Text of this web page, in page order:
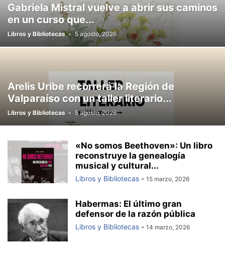
Gabriela Mistral vuelve a abrir sus caminos
en un curso que...
Libros y Bibliotecas - 5 agosto, 2026
Arelis Uribe recorrerá la Región de
Valparaíso con un taller literario...
Libros y Bibliotecas - 5 agosto, 2026
«No somos Beethoven»: Un libro
reconstruye la genealogía
musical y cultural...
Libros y Bibliotecas - 15 marzo, 2026
Habermas: El último gran
defensor de la razón pública
Libros y Bibliotecas - 14 marzo, 2026